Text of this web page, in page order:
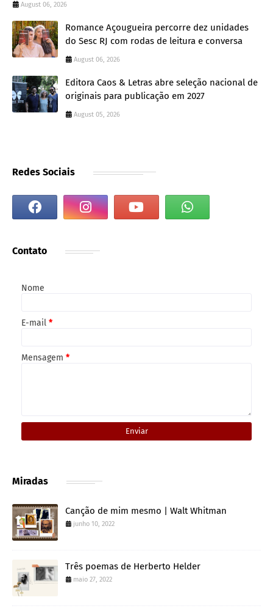
August 06, 2026
Romance Açougueira percorre dez unidades
do Sesc RJ com rodas de leitura e conversa
August 06, 2026
Editora Caos & Letras abre seleção nacional de
originais para publicação em 2027
August 05, 2026
Redes Sociais
Contato
Nome
E-mail *
Mensagem *
Miradas
Canção de mim mesmo | Walt Whitman
junho 10, 2022
Três poemas de Herberto Helder
maio 27, 2022